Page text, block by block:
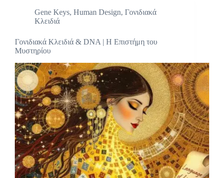
Gene Keys, Human Design, Γονιδιακά
Κλειδιά
Γονιδιακά Κλειδιά & DNA | Η Επιστήμη του
Μυστηρίου